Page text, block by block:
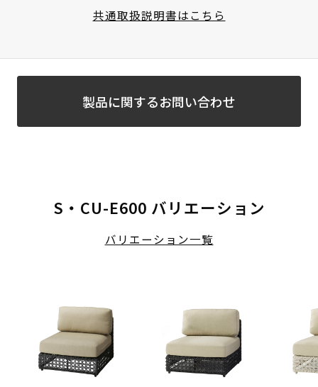
共通取扱説明書はこちら
製品に関するお問い合わせ
S・CU-E600 バリエーション
バリエーション一覧